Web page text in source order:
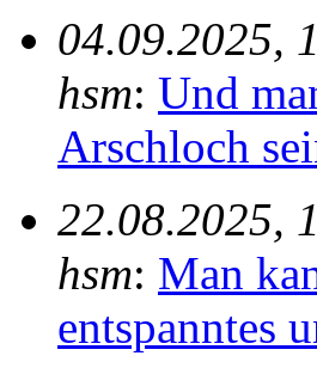
04.09.2025,
hsm: Und
Arschloch
22.08.2025,
hsm: Man
entspanntes